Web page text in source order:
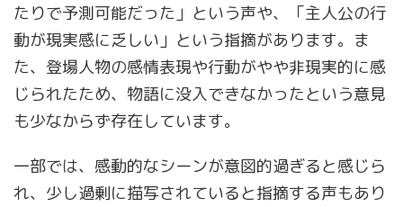
たりで予測可能だった」という声や、「主人公の行
動が現実感に乏しい」という指摘があります。ま
た、登場人物の感情表現や行動がやや非現実的に感
じられたため、物語に没入できなかったという意見
も少なからず存在しています。
一部では、感動的なシーンが意図的過ぎると感じら
れ、少し過剰に描写されていると指摘する声もあり